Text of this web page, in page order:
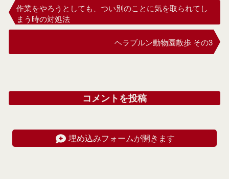
作業をやろうとしても、つい別のことに気を取られてし
まう時の対処法
ヘラブルン動物園散歩 その3
コメントを投稿
埋め込みフォームが開きます